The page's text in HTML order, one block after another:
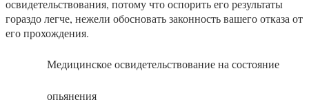
освидетельствования, потому что оспорить его результаты
гораздо легче, нежели обосновать законность вашего отказа от
его прохождения.
Медицинское освидетельствование на состояние
опьянения